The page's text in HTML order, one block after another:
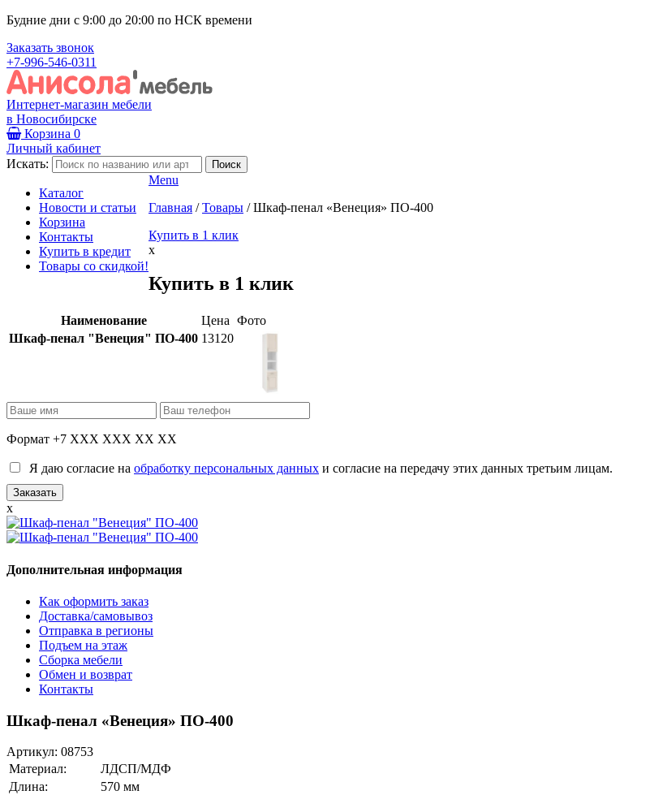
Будние дни с 9:00 до 20:00 по НСК времени
Заказать звонок
+7-996-546-0311
Интернет-магазин мебели
в Новосибирске
Корзина 0
Личный кабинет
Искать:
Каталог
Новости и статьи
Корзина
Контакты
Купить в кредит
Товары со скидкой!
Menu
Главная / Товары / Шкаф-пенал «Венеция» ПО-400
Купить в 1 клик
x
Купить в 1 клик
Наименование Цена Фото
Шкаф-пенал "Венеция" ПО-400 13120
Формат +7 XXX XXX XX XX
Я даю согласие на обработку персональных данных и согласие на передачу этих данных третьим лицам.
x
Дополнительная информация
Как оформить заказ
Доставка/самовывоз
Отправка в регионы
Подъем на этаж
Сборка мебели
Обмен и возврат
Контакты
Шкаф-пенал «Венеция» ПО-400
Артикул: 08753
Материал:
ЛДСП/МДФ
Длина:
570 мм